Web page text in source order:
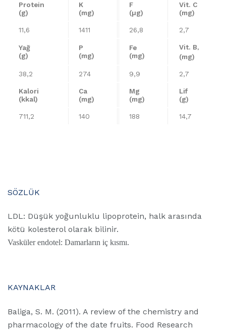
Protein
(g)
K
(mg)
F
(µg)
Vit. C
(mg)
11,6 1411 26,8 2,7
Yağ
(g)
P
(mg)
Fe
(mg)
Vit. B³
(mg)
38,2 274 9,9 2,7
Kalori
(kkal)
Ca
(mg)
Mg
(mg)
Lif
(g)
711,2 140 188 14,7
SÖZLÜK
LDL: Düşük yoğunluklu lipoprotein, halk arasında
kötü kolesterol olarak bilinir.
Vasküler endotel: Damarların iç kısmı.
KAYNAKLAR
Baliga, S. M. (2011). A review of the chemistry and
pharmacology of the date fruits. Food Research